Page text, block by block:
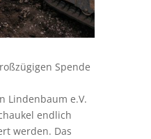
Spende
Lindenbaum e.V.
endlich
werden. Das